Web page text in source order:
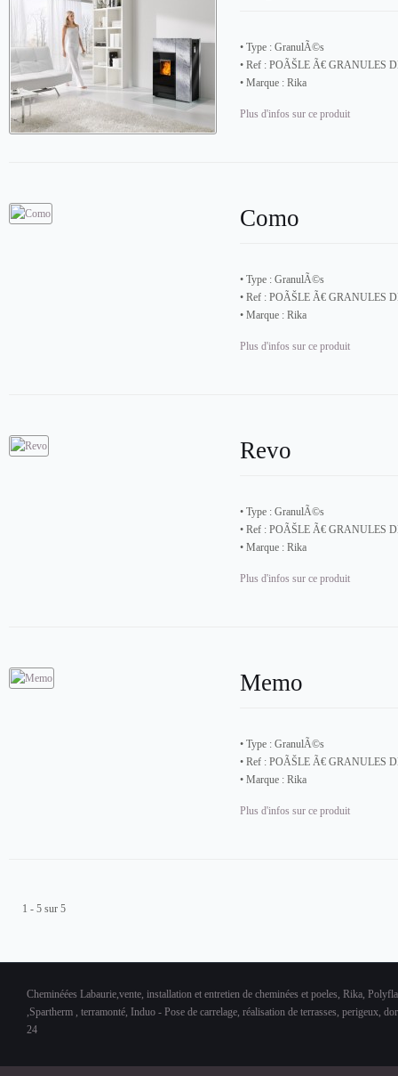
• Type : GranulÃ©s
• Ref : POÃŠLE Ã€ GRANULES
• Marque : Rika
Plus d'infos sur ce produit
Como
• Type : GranulÃ©s
• Ref : POÃŠLE Ã€ GRANULES
• Marque : Rika
Plus d'infos sur ce produit
Revo
• Type : GranulÃ©s
• Ref : POÃŠLE Ã€ GRANULES
• Marque : Rika
Plus d'infos sur ce produit
Memo
• Type : GranulÃ©s
• Ref : POÃŠLE Ã€ GRANULES
• Marque : Rika
Plus d'infos sur ce produit
1 - 5 sur 5
Cheminéées Labaurie,vente, installation et entretien de cheminées et poeles, Rika,
,Spartherm , terramonté, Induo - Pose de carrelage, réalisation de terrasses, perigeux,
24